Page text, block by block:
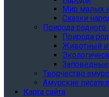
Мир малых
Сказки
Природа родного
Природа
Животный и
Творчество
Амурские
Карта сайта